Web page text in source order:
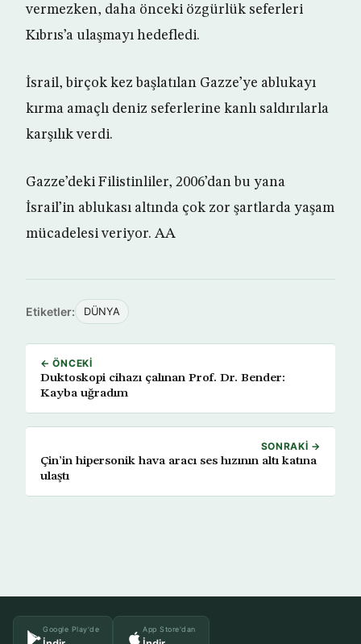
vermezken, daha önceki özgürlük seferleri
Kıbrıs’a ulaşmayı hedefledi.
İsrail, birçok kez başlatılan Gazze’ye ablukayı
kırma amaçlı deniz seferlerine kanlı saldırılarla
karşılık verdi.
Gazze’deki Filistinliler, 2006’dan bu yana
İsrail’in ablukası altında çok zor şartlarda yaşam
mücadelesi veriyor. AA
Etiketler: DÜNYA
← ÖNCEKI
Duktoskopi cihazı çalınan Prof. Dr. Bender:
Kayba uğradım
SONRAKI →
Çin’in hipersonik hava aracı ses hızının altı katına
ulaştı
Google Play'de App Store'dan